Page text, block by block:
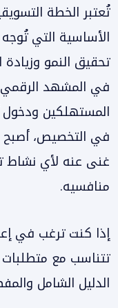
الأساسية التي
تحقيق النمو وزيادة
المستهلكين ودخول
في التخصيص، أصبح
غنى عنه لأي
منافسيه.
إذا كنت ترغب في
الدليل الشامل